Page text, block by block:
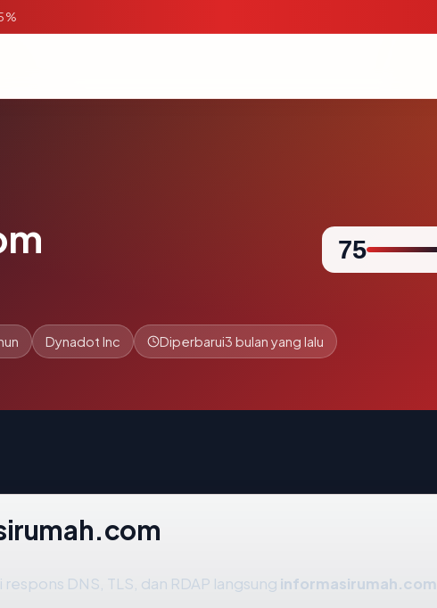
75
Dynadot Inc Diperbarui3 bulan yang lalu
DNS, TLS, dan RDAP langsung informasirumah.com